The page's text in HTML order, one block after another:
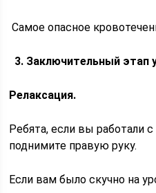
Самое опасное
3. Заключительный этап
Релаксация.
Ребята, если вы работали
поднимите правую руку.
Если вам было скучно на